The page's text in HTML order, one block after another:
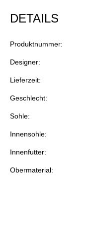
DETAILS
Produktnummer:
Designer:
Lieferzeit:
Geschlecht:
Sohle:
Innensohle:
Innenfutter:
Obermaterial: